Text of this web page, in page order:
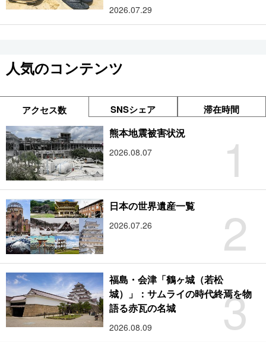
2026.07.29
人気のコンテンツ
アクセス数 SNSシェア 滞在時間
1
熊本地震被害状況
2026.08.07
2
日本の世界遺産一覧
2026.07.26
3
福島・会津「鶴ヶ城（若松
城）」：サムライの時代終焉を物
語る赤瓦の名城
2026.08.09